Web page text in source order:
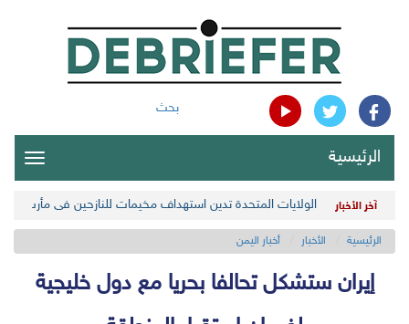
بحث
الرئيسية
آخر الأخبار الولايات المتحدة تدين استهداف مخيمات للنازحين في مأرب
الرئيسية الأخبار أخبار اليمن
إيران ستشكل تحالفا بحريا مع دول خليجية